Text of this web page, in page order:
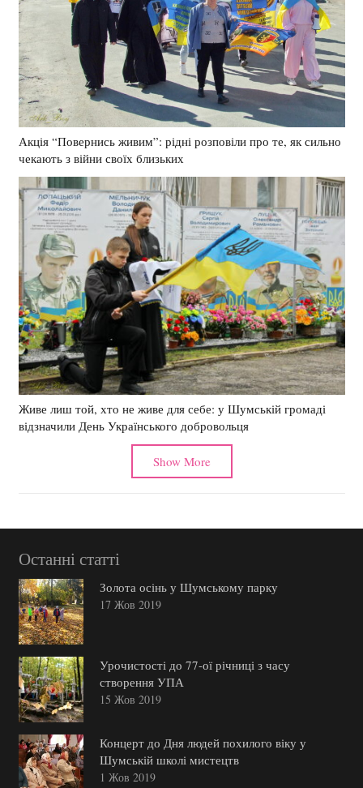
Акція “Повернись живим”: рідні розповіли про те, як сильно
чекають з війни своїх близьких
Живе лиш той, хто не живе для себе: у Шумській громаді
відзначили День Українського добровольця
Show More
Останні статті
Золота осінь у Шумському парку
17 Жов 2019
Урочистості до 77-ої річниці з часу
створення УПА
15 Жов 2019
Концерт до Дня людей похилого віку у
Шумській школі мистецтв
1 Жов 2019